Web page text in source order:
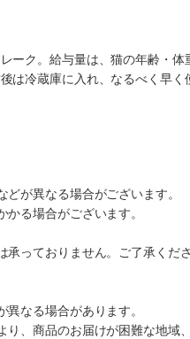
ーク。給与量は、猫の年齢・
冷蔵庫に入れ、なるべく早く
が異なる場合がございます。
る場合がございます。
っておりません。ご了承くださ
なる場合があります。
、商品のお届けが困難な地域